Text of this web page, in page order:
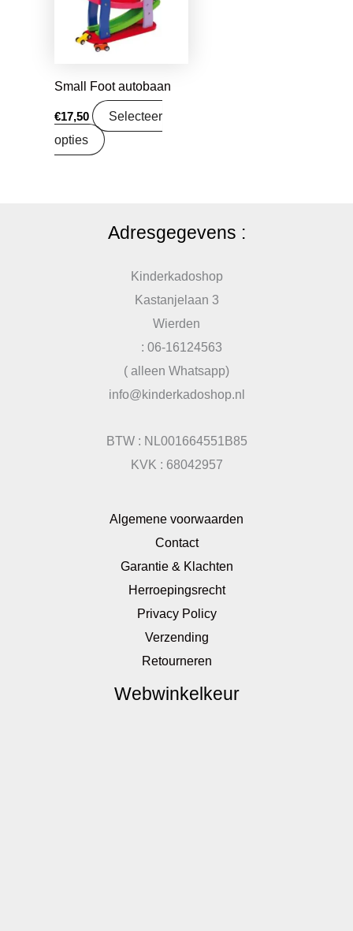
Small Foot autobaan
€17,50
Selecteer
opties
Adresgegevens :
Kinderkadoshop
Kastanjelaan 3
Wierden
: 06-16124563
( alleen Whatsapp)
info@kinderkadoshop.nl
BTW : NL001664551B85
KVK : 68042957
Algemene voorwaarden
Contact
Garantie & Klachten
Herroepingsrecht
Privacy Policy
Verzending
Retourneren
Webwinkelkeur